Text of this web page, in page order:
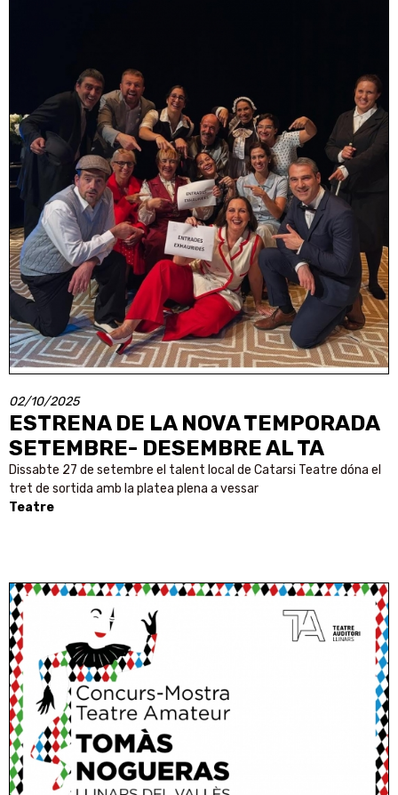
02/10/2025
ESTRENA DE LA NOVA TEMPORADA
SETEMBRE- DESEMBRE AL TA
Dissabte 27 de setembre el talent local de Catarsi Teatre dóna el
tret de sortida amb la platea plena a vessar
Teatre